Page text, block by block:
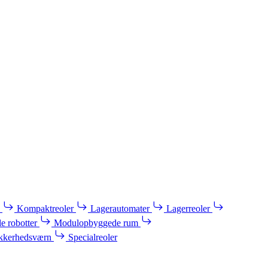
Kompaktreoler Lagerautomater
Lagerreoler
robotter
Modulopbyggede rum
Specialreoler